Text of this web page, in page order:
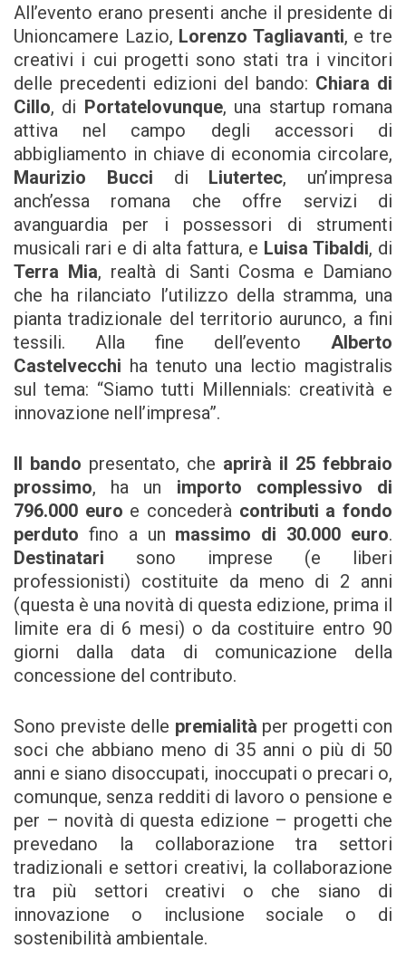
All’evento erano presenti anche il presidente di
Unioncamere Lazio, Lorenzo Tagliavanti, e tre
creativi i cui progetti sono stati tra i vincitori
delle precedenti edizioni del bando: Chiara di
Cillo, di Portatelovunque, una startup romana
attiva nel campo degli accessori di
abbigliamento in chiave di economia circolare,
Maurizio Bucci di Liutertec, un’impresa
anch’essa romana che offre servizi di
avanguardia per i possessori di strumenti
musicali rari e di alta fattura, e Luisa Tibaldi, di
Terra Mia, realtà di Santi Cosma e Damiano
che ha rilanciato l’utilizzo della stramma, una
pianta tradizionale del territorio aurunco, a fini
tessili. Alla fine dell’evento Alberto
Castelvecchi ha tenuto una lectio magistralis
sul tema: “Siamo tutti Millennials: creatività e
innovazione nell’impresa”.
Il bando presentato, che aprirà il 25 febbraio
prossimo, ha un importo complessivo di
796.000 euro e concederà contributi a fondo
perduto fino a un massimo di 30.000 euro.
Destinatari sono imprese (e liberi
professionisti) costituite da meno di 2 anni
(questa è una novità di questa edizione, prima il
limite era di 6 mesi) o da costituire entro 90
giorni dalla data di comunicazione della
concessione del contributo.
Sono previste delle premialità per progetti con
soci che abbiano meno di 35 anni o più di 50
anni e siano disoccupati, inoccupati o precari o,
comunque, senza redditi di lavoro o pensione e
per – novità di questa edizione – progetti che
prevedano la collaborazione tra settori
tradizionali e settori creativi, la collaborazione
tra più settori creativi o che siano di
innovazione o inclusione sociale o di
sostenibilità ambientale.